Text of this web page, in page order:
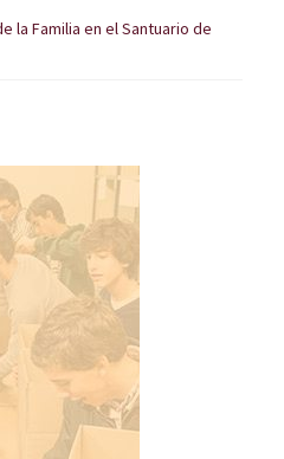
la Familia en el Santuario de